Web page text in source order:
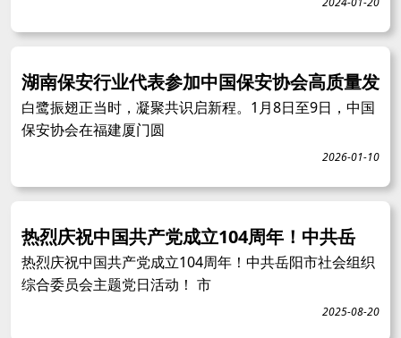
湖南保安行业代表参加中国保安协会高质量发
白鹭振翅正当时，凝聚共识启新程。1月8日至9日，中国
保安协会在福建厦门圆
2026-01-10
热烈庆祝中国共产党成立104周年！中共岳
热烈庆祝中国共产党成立104周年！中共岳阳市社会组织
综合委员会主题党日活动！ 市
2025-08-20